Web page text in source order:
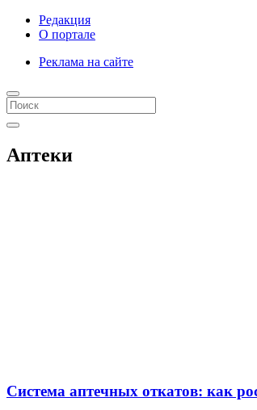
Редакция
О портале
Реклама на сайте
Аптеки
Система аптечных откатов: как